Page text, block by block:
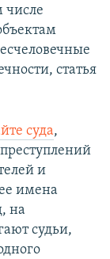
числе
статья
суда,
и
имена
на
судьи,